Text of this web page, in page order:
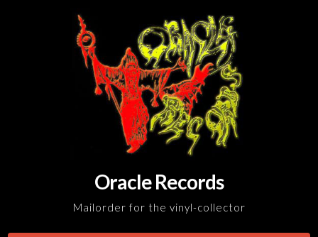
Oracle Records
Mailorder for the vinyl-collector